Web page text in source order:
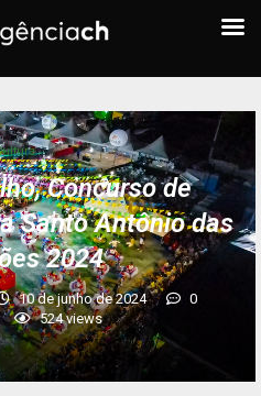
Concurso de
Santo Antônio das
2024
10 de junho de 2024
0
524views